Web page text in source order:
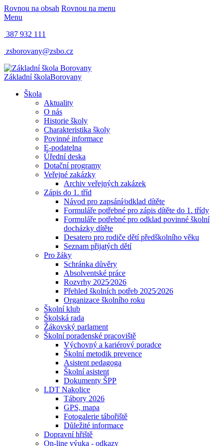
Rovnou na obsah Rovnou na menu
Menu
387 932 111
zsborovany@zsbo.cz
Základní školaBorovany
Škola
Aktuality
O nás
Historie školy
Charakteristika školy
Povinné informace
E-podatelna
Úřední deska
Dotační programy
Veřejné zakázky
Archiv veřejných zakázek
Zápis do 1. tříd
Návod pro zapsání⁄odklad dítěte
Formuláře potřebné pro zápis dítěte do 1. třídy
Formuláře potřebné pro odklad povinné školní
docházky dítěte
Desatero pro rodiče dětí předškolního věku
Seznam přijatých dětí
Pro žáky
Schránka důvěry
Absolventské práce
Rozvrhy 2025⁄2026
Přehled školních potřeb 2025⁄2026
Organizace školního roku
Školní klub
Školská rada
Žákovský parlament
Školní poradenské pracoviště
Výchovný a kariérový poradce
Školní metodik prevence
Asistent pedagoga
Školní asistent
Dokumenty ŠPP
LDT Nakolice
Tábory 2026
GPS, mapa
Fotogalerie tábořiště
Důležité informace
Dopravní hřiště
On-line výuka - odkazy